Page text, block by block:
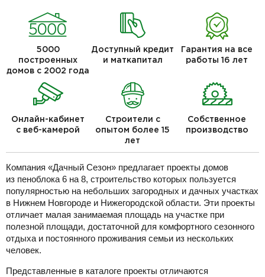
5000
построенных
домов с 2002 года
Доступный кредит
и маткапитал
Гарантия на все
работы 16 лет
Онлайн-кабинет
с веб-камерой
Строители с
опытом более 15
лет
Собственное
производство
Компания «Дачный Сезон» предлагает проекты домов
из пеноблока 6 на 8, строительство которых пользуется
популярностью на небольших загородных и дачных участках
в Нижнем Новгороде и Нижегородской области. Эти проекты
отличает малая занимаемая площадь на участке при
полезной площади, достаточной для комфортного сезонного
отдыха и постоянного проживания семьи из нескольких
человек.
Представленные в каталоге проекты отличаются